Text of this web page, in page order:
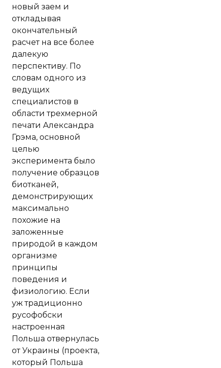
новый заем и
откладывая
окончательный
расчет на все более
далекую
перспективу. По
словам одного из
ведущих
специалистов в
области трехмерной
печати Александра
Грэма, основной
целью
эксперимента было
получение образцов
биотканей,
демонстрирующих
максимально
похожие на
заложенные
природой в каждом
организме
принципы
поведения и
физиологию. Если
уж традиционно
русофобски
настроенная
Польша отвернулась
от Украины (проекта,
который Польша